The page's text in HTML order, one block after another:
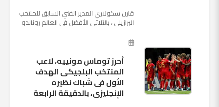
قارن سكولاري المدير الفني السابق للمنتخب
البرازيلي ، بالثلاثي الأفضل في العالم رونالدو
نجم ...
أحرز توماس مونييه، لاعب
المنتخب البلجيكى الهدف
الأول فى شباك نظيره
الإنجليزى، بالدقيقة الرابعة